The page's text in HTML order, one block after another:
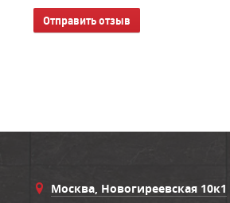
Отправить отзыв
Москва, Новогиреевская 10к1